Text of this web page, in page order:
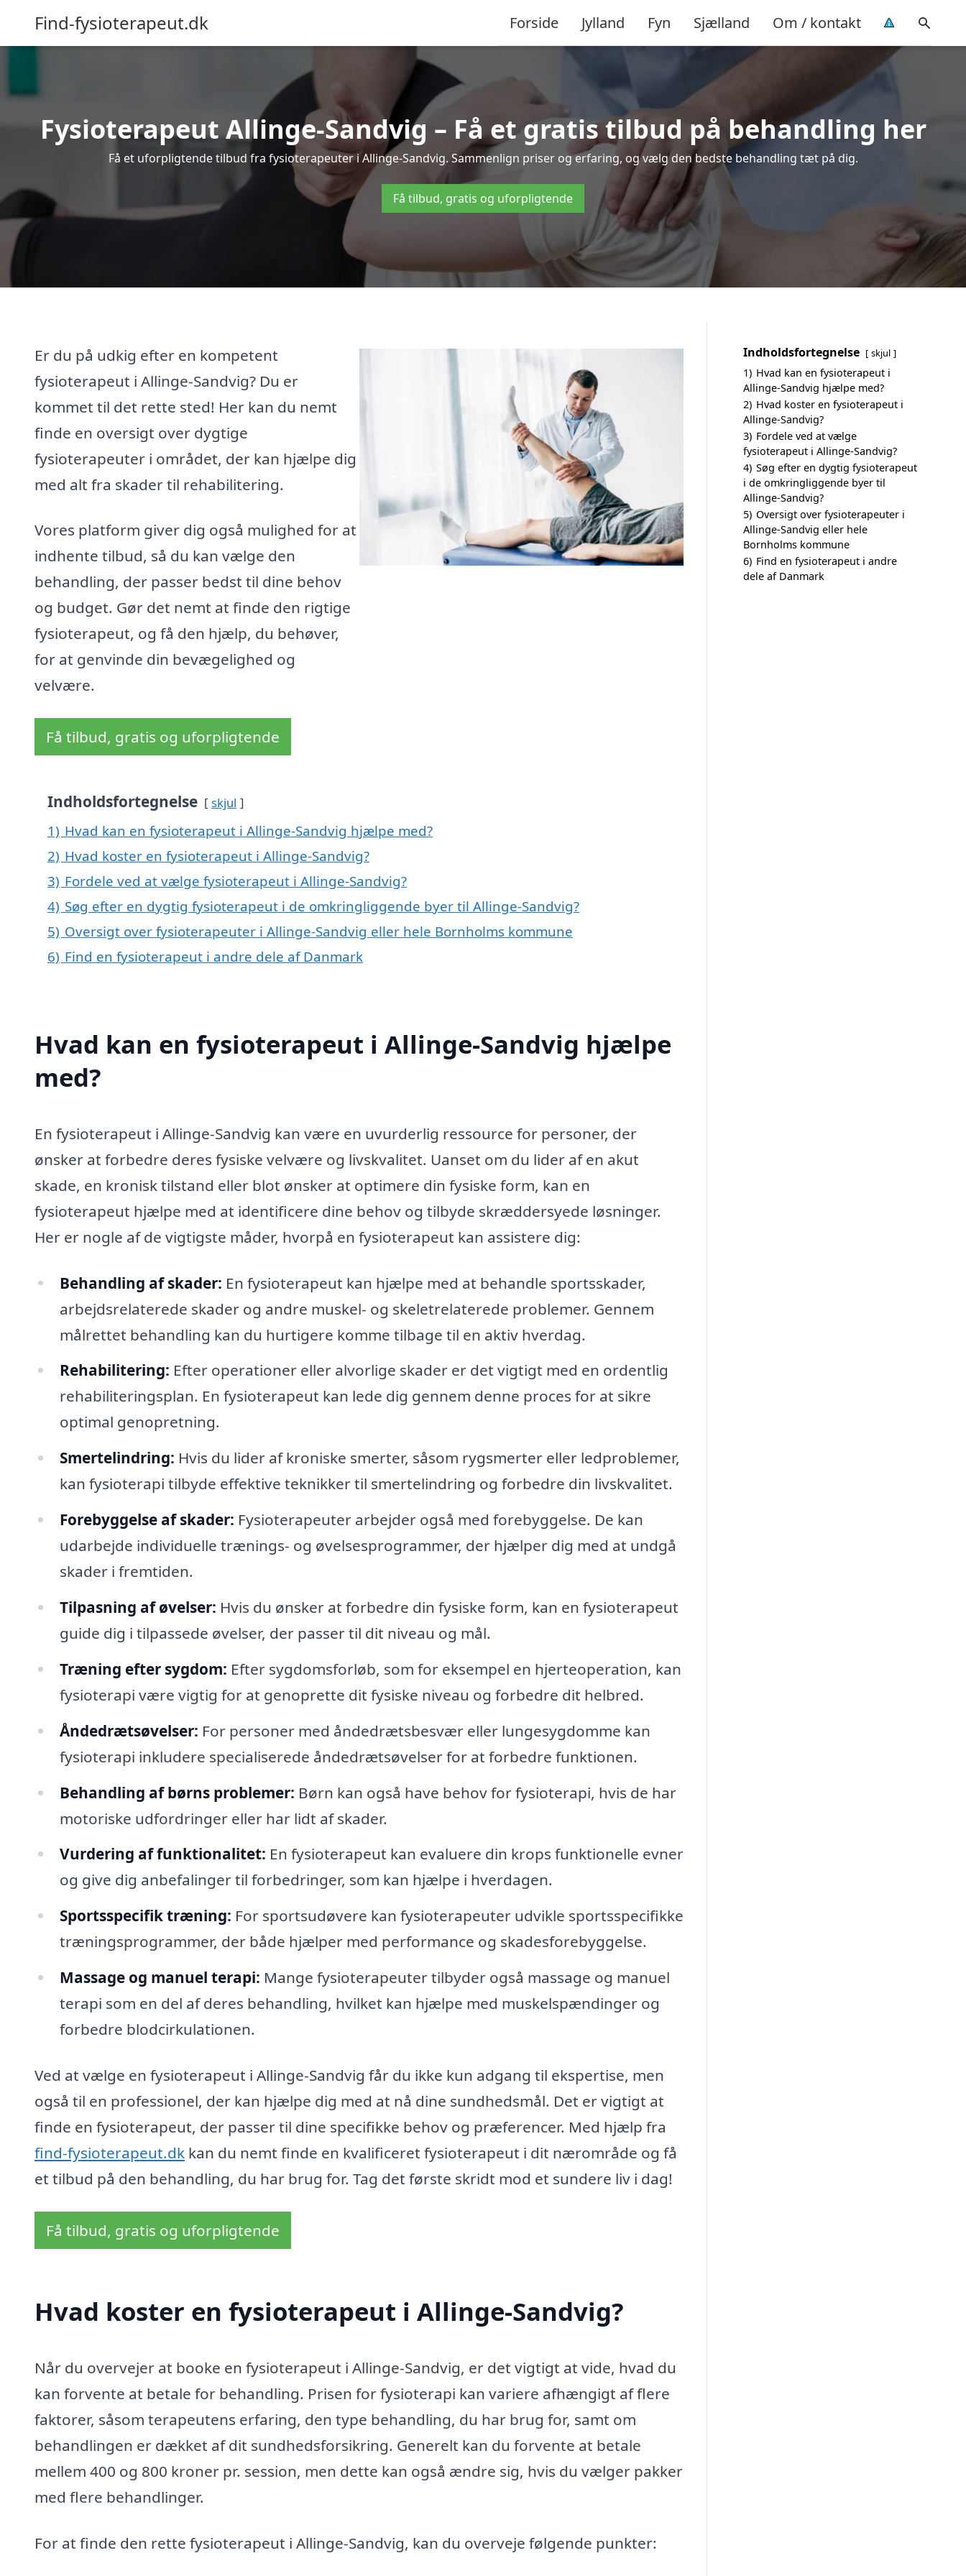
Find-fysioterapeut.dk Forside Jylland Fyn Sjælland Om / kontakt
Fysioterapeut Allinge-Sandvig – Få et gratis tilbud på behandling her
Få et uforpligtende tilbud fra fysioterapeuter i Allinge-Sandvig. Sammenlign priser og erfaring, og vælg den bedste behandling tæt på dig.
Få tilbud, gratis og uforpligtende
Er du på udkig efter en kompetent
fysioterapeut i Allinge-Sandvig? Du er
kommet til det rette sted! Her kan du nemt
finde en oversigt over dygtige
fysioterapeuter i området, der kan hjælpe dig
med alt fra skader til rehabilitering.
Vores platform giver dig også mulighed for at
indhente tilbud, så du kan vælge den
behandling, der passer bedst til dine behov
og budget. Gør det nemt at finde den rigtige
fysioterapeut, og få den hjælp, du behøver,
for at genvinde din bevægelighed og
velvære.
Få tilbud, gratis og uforpligtende
Indholdsfortegnelse skjul
1) Hvad kan en fysioterapeut i Allinge-Sandvig hjælpe med?
2) Hvad koster en fysioterapeut i Allinge-Sandvig?
3) Fordele ved at vælge fysioterapeut i Allinge-Sandvig?
4) Søg efter en dygtig fysioterapeut i de omkringliggende byer til Allinge-Sandvig?
5) Oversigt over fysioterapeuter i Allinge-Sandvig eller hele Bornholms kommune
6) Find en fysioterapeut i andre dele af Danmark
Hvad kan en fysioterapeut i Allinge-Sandvig hjælpe
med?
En fysioterapeut i Allinge-Sandvig kan være en uvurderlig ressource for personer, der
ønsker at forbedre deres fysiske velvære og livskvalitet. Uanset om du lider af en akut
skade, en kronisk tilstand eller blot ønsker at optimere din fysiske form, kan en
fysioterapeut hjælpe med at identificere dine behov og tilbyde skræddersyede løsninger.
Her er nogle af de vigtigste måder, hvorpå en fysioterapeut kan assistere dig:
Behandling af skader: En fysioterapeut kan hjælpe med at behandle sportsskader,
arbejdsrelaterede skader og andre muskel- og skeletrelaterede problemer. Gennem
målrettet behandling kan du hurtigere komme tilbage til en aktiv hverdag.
Rehabilitering: Efter operationer eller alvorlige skader er det vigtigt med en ordentlig
rehabiliteringsplan. En fysioterapeut kan lede dig gennem denne proces for at sikre
optimal genopretning.
Smertelindring: Hvis du lider af kroniske smerter, såsom rygsmerter eller ledproblemer,
kan fysioterapi tilbyde effektive teknikker til smertelindring og forbedre din livskvalitet.
Forebyggelse af skader: Fysioterapeuter arbejder også med forebyggelse. De kan
udarbejde individuelle trænings- og øvelsesprogrammer, der hjælper dig med at undgå
skader i fremtiden.
Tilpasning af øvelser: Hvis du ønsker at forbedre din fysiske form, kan en fysioterapeut
guide dig i tilpassede øvelser, der passer til dit niveau og mål.
Træning efter sygdom: Efter sygdomsforløb, som for eksempel en hjerteoperation, kan
fysioterapi være vigtig for at genoprette dit fysiske niveau og forbedre dit helbred.
Åndedrætsøvelser: For personer med åndedrætsbesvær eller lungesygdomme kan
fysioterapi inkludere specialiserede åndedrætsøvelser for at forbedre funktionen.
Behandling af børns problemer: Børn kan også have behov for fysioterapi, hvis de har
motoriske udfordringer eller har lidt af skader.
Vurdering af funktionalitet: En fysioterapeut kan evaluere din krops funktionelle evner
og give dig anbefalinger til forbedringer, som kan hjælpe i hverdagen.
Sportsspecifik træning: For sportsudøvere kan fysioterapeuter udvikle sportsspecifikke
træningsprogrammer, der både hjælper med performance og skadesforebyggelse.
Massage og manuel terapi: Mange fysioterapeuter tilbyder også massage og manuel
terapi som en del af deres behandling, hvilket kan hjælpe med muskelspændinger og
forbedre blodcirkulationen.
Ved at vælge en fysioterapeut i Allinge-Sandvig får du ikke kun adgang til ekspertise, men
også til en professionel, der kan hjælpe dig med at nå dine sundhedsmål. Det er vigtigt at
finde en fysioterapeut, der passer til dine specifikke behov og præferencer. Med hjælp fra
find-fysioterapeut.dk kan du nemt finde en kvalificeret fysioterapeut i dit nærområde og få
et tilbud på den behandling, du har brug for. Tag det første skridt mod et sundere liv i dag!
Få tilbud, gratis og uforpligtende
Hvad koster en fysioterapeut i Allinge-Sandvig?
Når du overvejer at booke en fysioterapeut i Allinge-Sandvig, er det vigtigt at vide, hvad du
kan forvente at betale for behandling. Prisen for fysioterapi kan variere afhængigt af flere
faktorer, såsom terapeutens erfaring, den type behandling, du har brug for, samt om
behandlingen er dækket af dit sundhedsforsikring. Generelt kan du forvente at betale
mellem 400 og 800 kroner pr. session, men dette kan også ændre sig, hvis du vælger pakker
med flere behandlinger.
For at finde den rette fysioterapeut i Allinge-Sandvig, kan du overveje følgende punkter:
Indholdsfortegnelse skjul
1) Hvad kan en fysioterapeut i
Allinge-Sandvig hjælpe med?
2) Hvad koster en fysioterapeut i
Allinge-Sandvig?
3) Fordele ved at vælge
fysioterapeut i Allinge-Sandvig?
4) Søg efter en dygtig fysioterapeut
i de omkringliggende byer til
Allinge-Sandvig?
5) Oversigt over fysioterapeuter i
Allinge-Sandvig eller hele
Bornholms kommune
6) Find en fysioterapeut i andre
dele af Danmark